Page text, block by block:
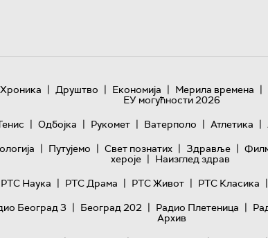
Хроника | Друштво | Економија | Мерила времена |
ЕУ могућности 2026
| Одбојка | Рукомет | Ватерполо | Атлетика |
| Путујемо | Свет познатих | Здравље |
хероје | Наизглед здрав
РТС Наука | РТС Драма | РТС Живот | РТС Класика |
Београд 3 | Београд 202 | Радио Плетеница |
Архив